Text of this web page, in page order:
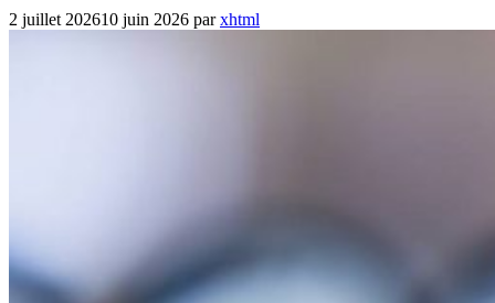
2 juillet 202610 juin 2026 parxhtml